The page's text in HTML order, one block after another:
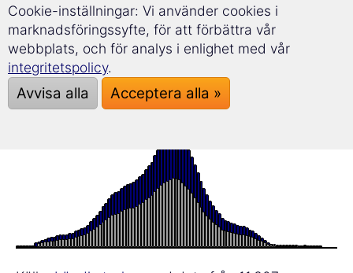
Hur gamla är de som lär sig tyska?
Mobil (iOS, Android)
PC (Windows, Mac, Linux)
Cookie-inställningar: Vi använder cookies i
marknadsföringssyfte, för att förbättra vår
webbplats, och för analys i enlighet med vår
integritetspolicy.
Avvisa alla Acceptera alla »